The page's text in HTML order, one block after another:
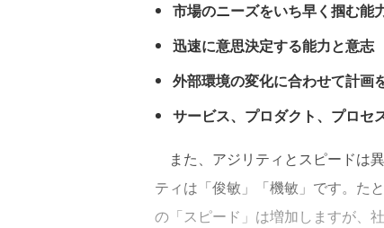
市場のニーズをいち早く掴む能
迅速に意思決定する能力と意志
外部環境の変化に合わせて計画
サービス、プロダクト、プロセ
また、アジリティとスピードは
ティは「俊敏」「機敏」です。た
の「スピード」は増加しますが、